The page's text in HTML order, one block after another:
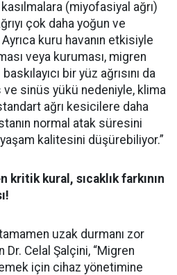
(miyofasiyal ağrı)
çok daha yoğun ve
kuru havanın etkisiyle
veya kuruması, migren
bir yüz ağrısını da
sinüs yükü nedeniyle, klima
ağrı kesicilere daha
normal atak süresini
kalitesini düşürebiliyor.”
kritik kural, sıcaklık farkının
uzak durmanı zor
Celal Şalçini, “Migren
için cihaz yönetimine